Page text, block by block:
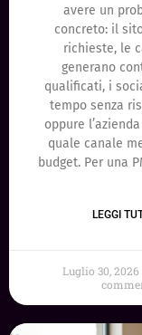
avere un
concreto: il
richieste, le
generano
qualificati, i
tempo senza
oppure
quale canale
budget. Per una
LEGGI
Luglio 30, 2026